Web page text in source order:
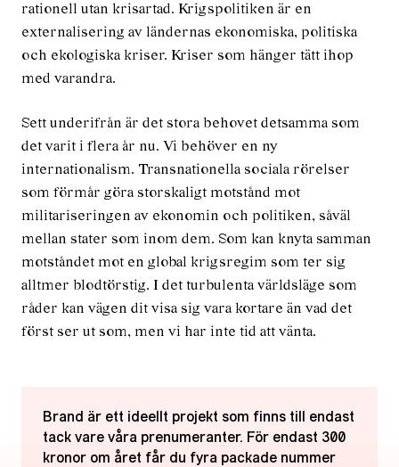
rationell utan krisartad. Krigspolitiken är en
externalisering av ländernas ekonomiska, politiska
och ekologiska kriser. Kriser som hänger tätt ihop
med varandra.
Sett underifrån är det stora behovet detsamma som
det varit i flera år nu. Vi behöver en ny
internationalism. Transnationella sociala rörelser
som förmår göra storskaligt motstånd mot
militariseringen av ekonomin och politiken, såväl
mellan stater som inom dem. Som kan knyta samman
motståndet mot en global krigsregim som ter sig
alltmer blodtörstig. I det turbulenta världsläge som
råder kan vägen dit visa sig vara kortare än vad det
först ser ut som, men vi har inte tid att vänta.
Brand är ett ideellt projekt som finns till endast
tack vare våra prenumeranter. För endast 300
kronor om året får du fyra packade nummer